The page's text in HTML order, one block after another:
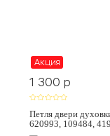
Акция
1 300 p
Петля двери
620993, 109484,